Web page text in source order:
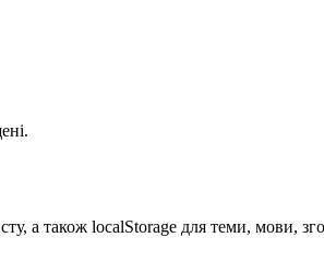
а також localStorage для теми, мови,